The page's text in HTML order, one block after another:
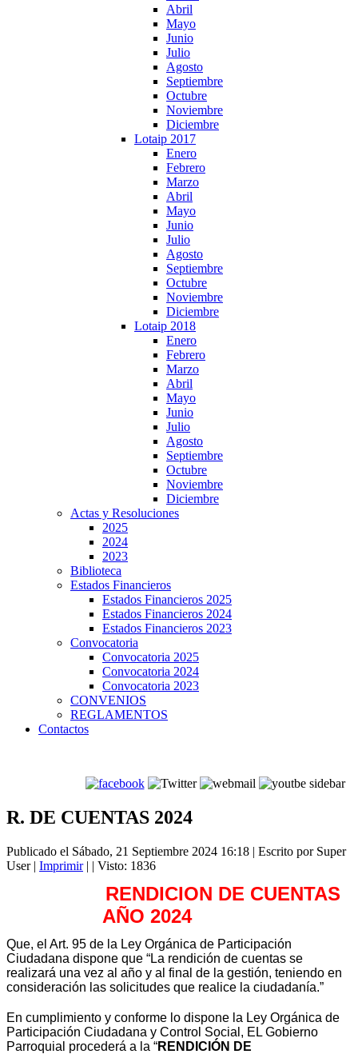
Abril
Mayo
Junio
Julio
Agosto
Septiembre
Octubre
Noviembre
Diciembre
Lotaip 2017
Enero
Febrero
Marzo
Abril
Mayo
Junio
Julio
Agosto
Septiembre
Octubre
Noviembre
Diciembre
Lotaip 2018
Enero
Febrero
Marzo
Abril
Mayo
Junio
Julio
Agosto
Septiembre
Octubre
Noviembre
Diciembre
Actas y Resoluciones
2025
2024
2023
Biblioteca
Estados Financieros
Estados Financieros 2025
Estados Financieros 2024
Estados Financieros 2023
Convocatoria
Convocatoria 2025
Convocatoria 2024
Convocatoria 2023
CONVENIOS
REGLAMENTOS
Contactos
R. DE CUENTAS 2024
Publicado el Sábado, 21 Septiembre 2024 16:18 | Escrito por Super
User| Imprimir| | Visto: 1836
RENDICION DE CUENTAS
AÑO 2024
Que, el Art. 95 de la Ley Orgánica de Participación
Ciudadana dispone que “La rendición de cuentas se
realizará una vez al año y al final de la gestión, teniendo en
consideración las solicitudes que realice la ciudadanía.”
En cumplimiento y conforme lo dispone la Ley Orgánica de
Participación Ciudadana y Control Social, EL Gobierno
Parroquial procederá a la “RENDICIÓN DE